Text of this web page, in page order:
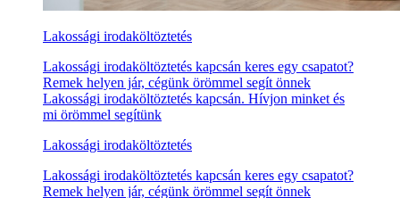
Lakossági irodaköltöztetés
Lakossági irodaköltöztetés kapcsán keres egy csapatot?
Remek helyen jár, cégünk örömmel segít önnek
Lakossági irodaköltöztetés kapcsán. Hívjon minket és
mi örömmel segítünk
Lakossági irodaköltöztetés
Lakossági irodaköltöztetés kapcsán keres egy csapatot?
Remek helyen jár, cégünk örömmel segít önnek